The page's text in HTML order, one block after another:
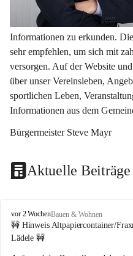
Informationen zu erkunden.
sehr empfehlen, um sich mit
versorgen. Auf der Website
über unser Vereinsleben,
sportlichen Leben,
Informationen aus dem
Bürgermeister Steve Mayr
Aktuelle Beiträge
F
r
a
vor 2 WochenBauen & Wohnen
🚧 Hinweis Altpapiercontainer/
Lädele 🚧